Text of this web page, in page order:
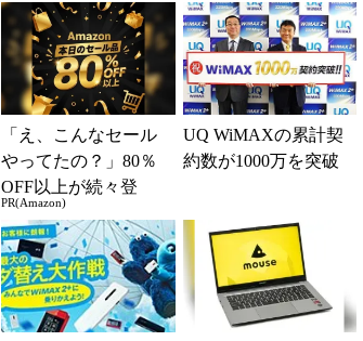
「え、こんなセール
やってたの？」80％
OFF以上が続々登
場！Amazonの本気が
凄すぎる
PR(Amazon)
UQ WiMAXの累計契
約数が1000万を突破